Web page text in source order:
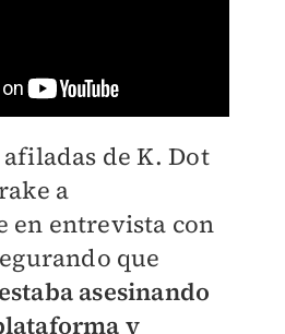
de K. Dot
a
en entrevista con
que
asesinando
y